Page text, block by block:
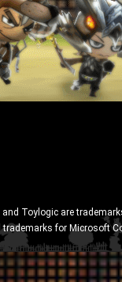
Toylogic are
for Microsoft